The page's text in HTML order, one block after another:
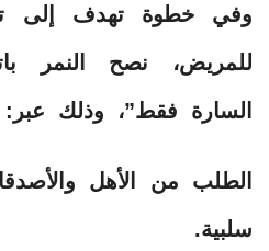
​وفي خطوة تهدف إلى
للمريض، نصح النمر
السارة فقط”، وذلك عبر:
​الطلب من الأهل
سلبية.